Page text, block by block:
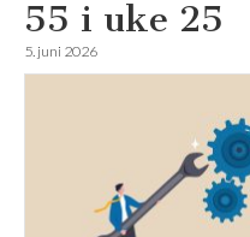
55 i uke 25
5. juni 2026